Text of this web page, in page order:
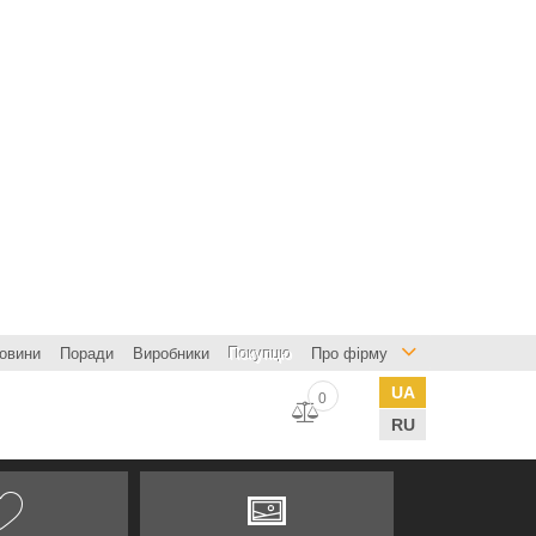
Поради Виробники Покупцю Про фірму
UA
RU
0